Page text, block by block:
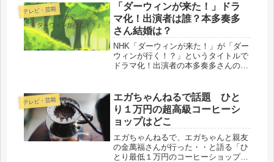
テレビ・芸能
「ダーウィンが来た！」ドラ
マ化！出演者は誰？本多奏多
さん結婚は？
NHK「ダーウィンが来た！」が「ダー
ウィンが行く！？」というタイトルで
ドラマ化！出演者の本多奏多さんの経
テレビ・芸能
エガちゃんねるで話題 ひと
り１万円の超高級コーヒーシ
ョップはどこ
エガちゃんねるで、エガちゃんと親友
の金萬福さんが行った・・と語る「ひ
とり最低１万円のコーヒーショップ」